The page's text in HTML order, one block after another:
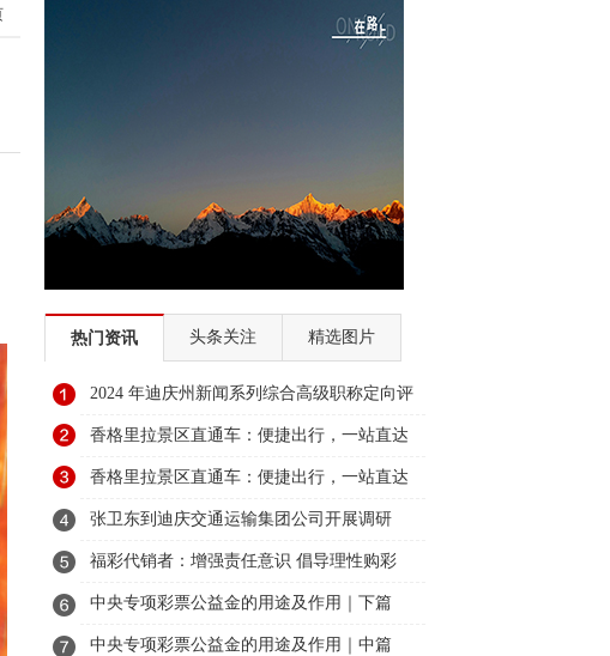
热门资讯 头条关注 精选图片
2024 年迪庆州新闻系列综合高级职称定向评
审通过人员名单公示
香格里拉景区直通车：便捷出行，一站直达
美景
香格里拉景区直通车：便捷出行，一站直达
美景
张卫东到迪庆交通运输集团公司开展调研
福彩代销者：增强责任意识 倡导理性购彩
中央专项彩票公益金的用途及作用｜下篇
中央专项彩票公益金的用途及作用｜中篇